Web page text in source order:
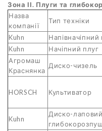
Зона ІІ. Плуги та
Назва
компанії
Тип техніки
Kuhn Напівначіпний
Kuhn
Начіпний плуг
Агромаш
Краснянка
Диско-чизель
HORSCH Культиватор
Kuhn
Диско-лаповий